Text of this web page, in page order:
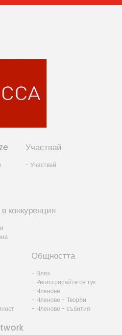
Участвай
- Участвай
конкуренция
Общността
- Влез
- Регистрирайте се тук
- Членове
- Членове - Творби
- Членове - събития